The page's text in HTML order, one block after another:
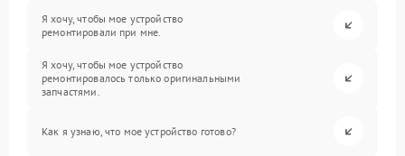
Я хочу, чтобы мое устройство
ремонтировали при мне.
Я хочу, чтобы мое устройство
ремонтировалось только оригинальными
запчастями.
Как я узнаю, что мое устройство готово?